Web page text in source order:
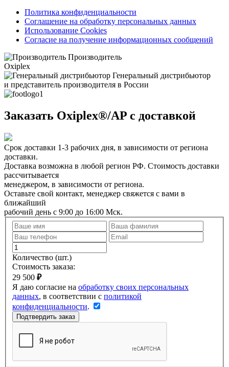
Политика конфиденциальности
Соглашение на обработку персональных данных
Использование Cookies
Согласие на получение информационных сообщений
Производитель
Oxiplex
Генеральный дистрибьютор
и представитель производителя в России
Заказать Oxiplex®/AP с доставкой
Срок доставки 1-3 рабочих дня, в зависимости от региона
доставки.
Доставка возможна в любой регион РФ. Стоимость доставки
рассчитывается
менеджером, в зависимости от региона.
Оставьте свой контакт, менеджер свяжется с вами в
ближайший
рабочий день с 9:00 до 16:00 Мск.
Количество (шт.)
Стоимость заказа:
29 500 ₽
Я даю согласие на обработку своих персональных
данных, в соответствии с политикой
конфиденциальности.